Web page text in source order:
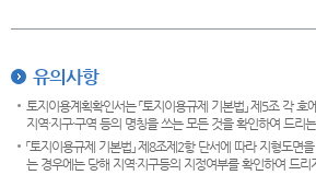
유의사항
토지이용계획확인서는 「토지이용규제 기본법」 제5조 각
지역·지구·구역 등의 명칭을 쓰는 모든 것을 확인하여 드리
「토지이용규제 기본법」 제8조제2항 단서에 따라 지형도
는 경우에는 당해 지역·지구등의 지정여부를 확인하여 드리